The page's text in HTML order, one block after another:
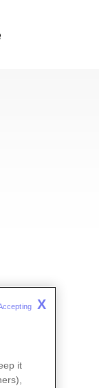
it
X